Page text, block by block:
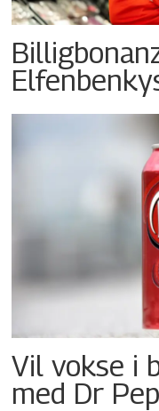
Vil vokse i
med Dr